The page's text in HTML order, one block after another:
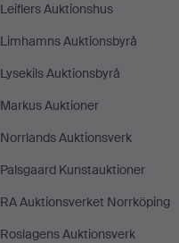
Leiflers Auktionshus
Limhamns Auktionsbyrå
Lysekils Auktionsbyrå
Markus Auktioner
Norrlands Auktionsverk
Palsgaard Kunstauktioner
RA Auktionsverket Norrköping
Roslagens Auktionsverk